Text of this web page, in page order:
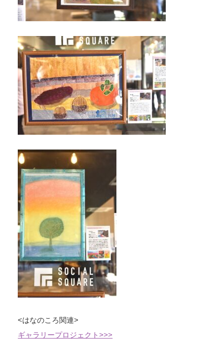
<はなのころ関連>
ギャラリープロジェクト>>>